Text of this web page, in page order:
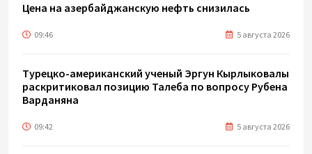
Цена на азербайджанскую нефть cнизилась
09:46 5 августа 2026
Турецко-американский ученый Эргун Кырлыковалы
раскритиковал позицию Талеба по вопросу Рубена
Варданяна
09:42 5 августа 2026